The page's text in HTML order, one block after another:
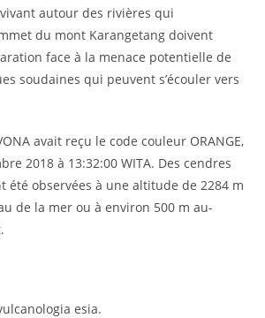
autour des rivières qui
du mont Karangetang doivent
face à la menace potentielle de
soudaines qui peuvent s’écouler vers
avait reçu le code couleur ORANGE,
2018 à 13:32:00 WITA. Des cendres
été observées à une altitude de 2284 m
de la mer ou à environ 500 m au-
esia.